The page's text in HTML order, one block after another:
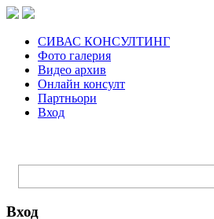
СИВАС КОНСУЛТИНГ
Фото галерия
Видео архив
Онлайн консулт
Партньори
Вход
Вход